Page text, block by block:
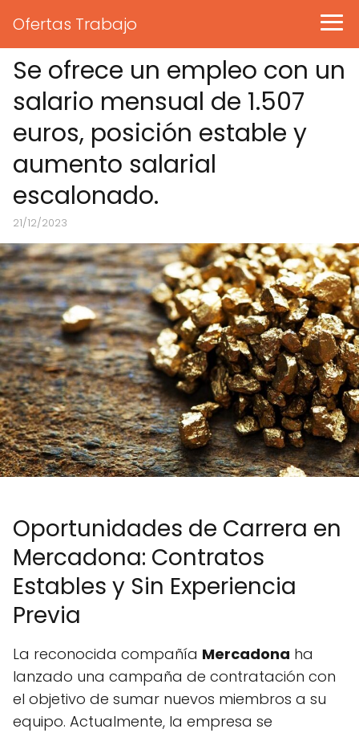
Ofertas Trabajo
Se ofrece un empleo con un
salario mensual de 1.507
euros, posición estable y
aumento salarial
escalonado.
21/12/2023
Oportunidades de Carrera en
Mercadona: Contratos
Estables y Sin Experiencia
Previa
La reconocida compañía Mercadona ha
lanzado una campaña de contratación con
el objetivo de sumar nuevos miembros a su
equipo. Actualmente, la empresa se